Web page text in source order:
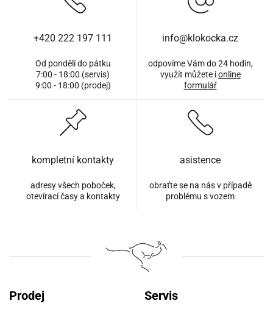
+420 222 197 111
Od pondělí do pátku
7:00 - 18:00 (servis)
9:00 - 18:00 (prodej)
info@klokocka.cz
odpovíme Vám do 24 hodin,
využít můžete ionline
formulář
kompletní kontakty
adresy všech poboček,
otevírací časy a kontakty
asistence
obraťte se na nás v případě
problému s vozem
Prodej Servis